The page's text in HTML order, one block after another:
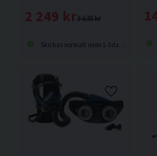
3 630 kr
2 249 kr
Skickas normalt inom 1-3 dagar